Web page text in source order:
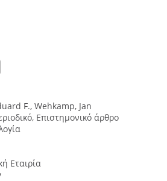
F., Wehkamp, Jan
Επιστημονικό άρθρο
Εταιρία